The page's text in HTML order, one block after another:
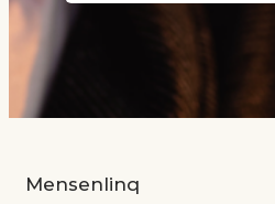
Mensenlinq